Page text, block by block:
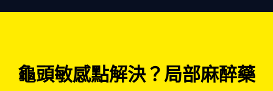
龜頭敏感點解決？局部麻醉藥